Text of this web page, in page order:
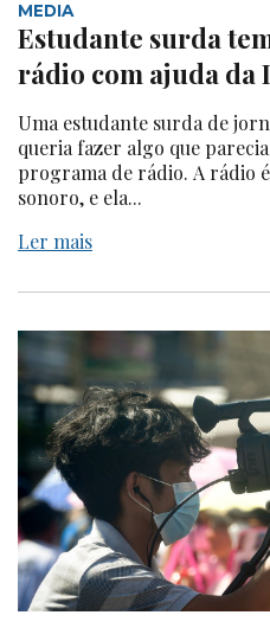
MEDIA
Estudante surda
rádio com ajuda da
Uma estudante surda de
queria fazer algo que
programa de rádio. A rádio
sonoro, e ela...
Ler mais